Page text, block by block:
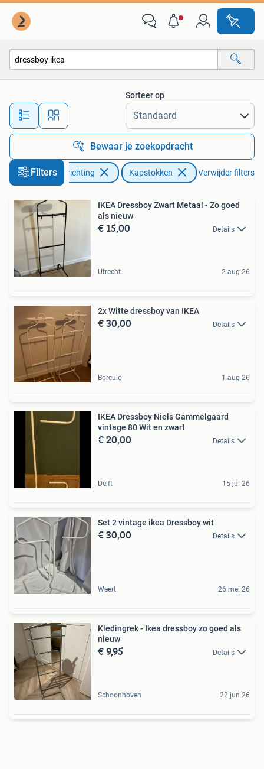
Alle afstanden…
Sorteer op
Bewaar je zoekopdracht
Filters
Huis en Inrichting Kapstokken Verwijder filters
IKEA Dressboy Zwart Metaal - Zo goed
als nieuw
€ 15,00 Details
Utrecht 2 aug 26
2x Witte dressboy van IKEA
€ 30,00 Details
Borculo 1 aug 26
IKEA Dressboy Niels Gammelgaard
vintage 80 Wit en zwart
€ 20,00 Details
Delft 15 jul 26
Set 2 vintage ikea Dressboy wit
€ 30,00 Details
Weert 26 mei 26
Kledingrek - Ikea dressboy zo goed als
nieuw
€ 9,95 Details
Schoonhoven 22 jun 26